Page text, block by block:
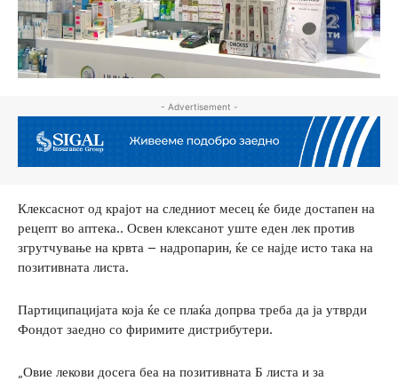
- Advertisement -
Клексаснот од крајот на следниот месец ќе биде достапен на
рецепт во аптека.. Освен клексанот уште еден лек против
згрутчување на крвта – надропарин, ќе се најде исто така на
позитивната листа.
Партиципацијата која ќе се плаќа допрва треба да ја утврди
Фондот заедно со фиримите дистрибутери.
„Овие лекови досега беа на позитивната Б листа и за